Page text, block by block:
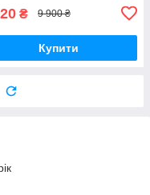
₴ 9 900 ₴
Купити